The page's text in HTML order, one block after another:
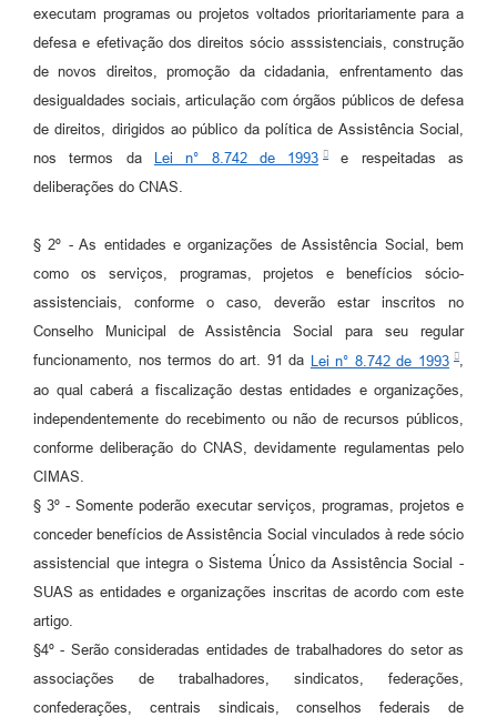
executam programas ou projetos voltados prioritariamente para a
defesa e efetivação dos direitos sócio asssistenciais, construção
de novos direitos, promoção da cidadania, enfrentamento das
desigualdades sociais, articulação com órgãos públicos de defesa
de direitos, dirigidos ao público da política de Assistência Social,
nos termos da
Lei n° 8.742 de 1993
e respeitadas as
deliberações do CNAS.
§ 2º - As entidades e organizações de Assistência Social, bem
como os serviços, programas, projetos e benefícios sócio-
assistenciais, conforme o caso, deverão estar inscritos no
Conselho Municipal de Assistência Social para seu regular
funcionamento, nos termos do art. 91 da Lei n° 8.742 de 1993
,
ao qual caberá a fiscalização destas entidades e organizações,
independentemente do recebimento ou não de recursos públicos,
conforme deliberação do CNAS, devidamente regulamentas pelo
CIMAS.
§ 3º - Somente poderão executar serviços, programas, projetos e
conceder benefícios de Assistência Social vinculados à rede sócio
assistencial que integra o Sistema Único da Assistência Social -
SUAS as entidades e organizações inscritas de acordo com este
artigo.
§4º - Serão consideradas entidades de trabalhadores do setor as
associações de trabalhadores, sindicatos, federações,
confederações, centrais sindicais, conselhos federais de